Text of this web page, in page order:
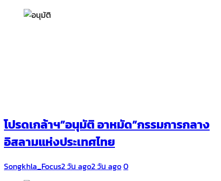
โปรดเกล้าฯ”อนุมัติ อาหมัด”กรรมการกลาง
อิสลามแห่งประเทศไทย
Songkhla_Focus2 วัน ago2 วัน ago0